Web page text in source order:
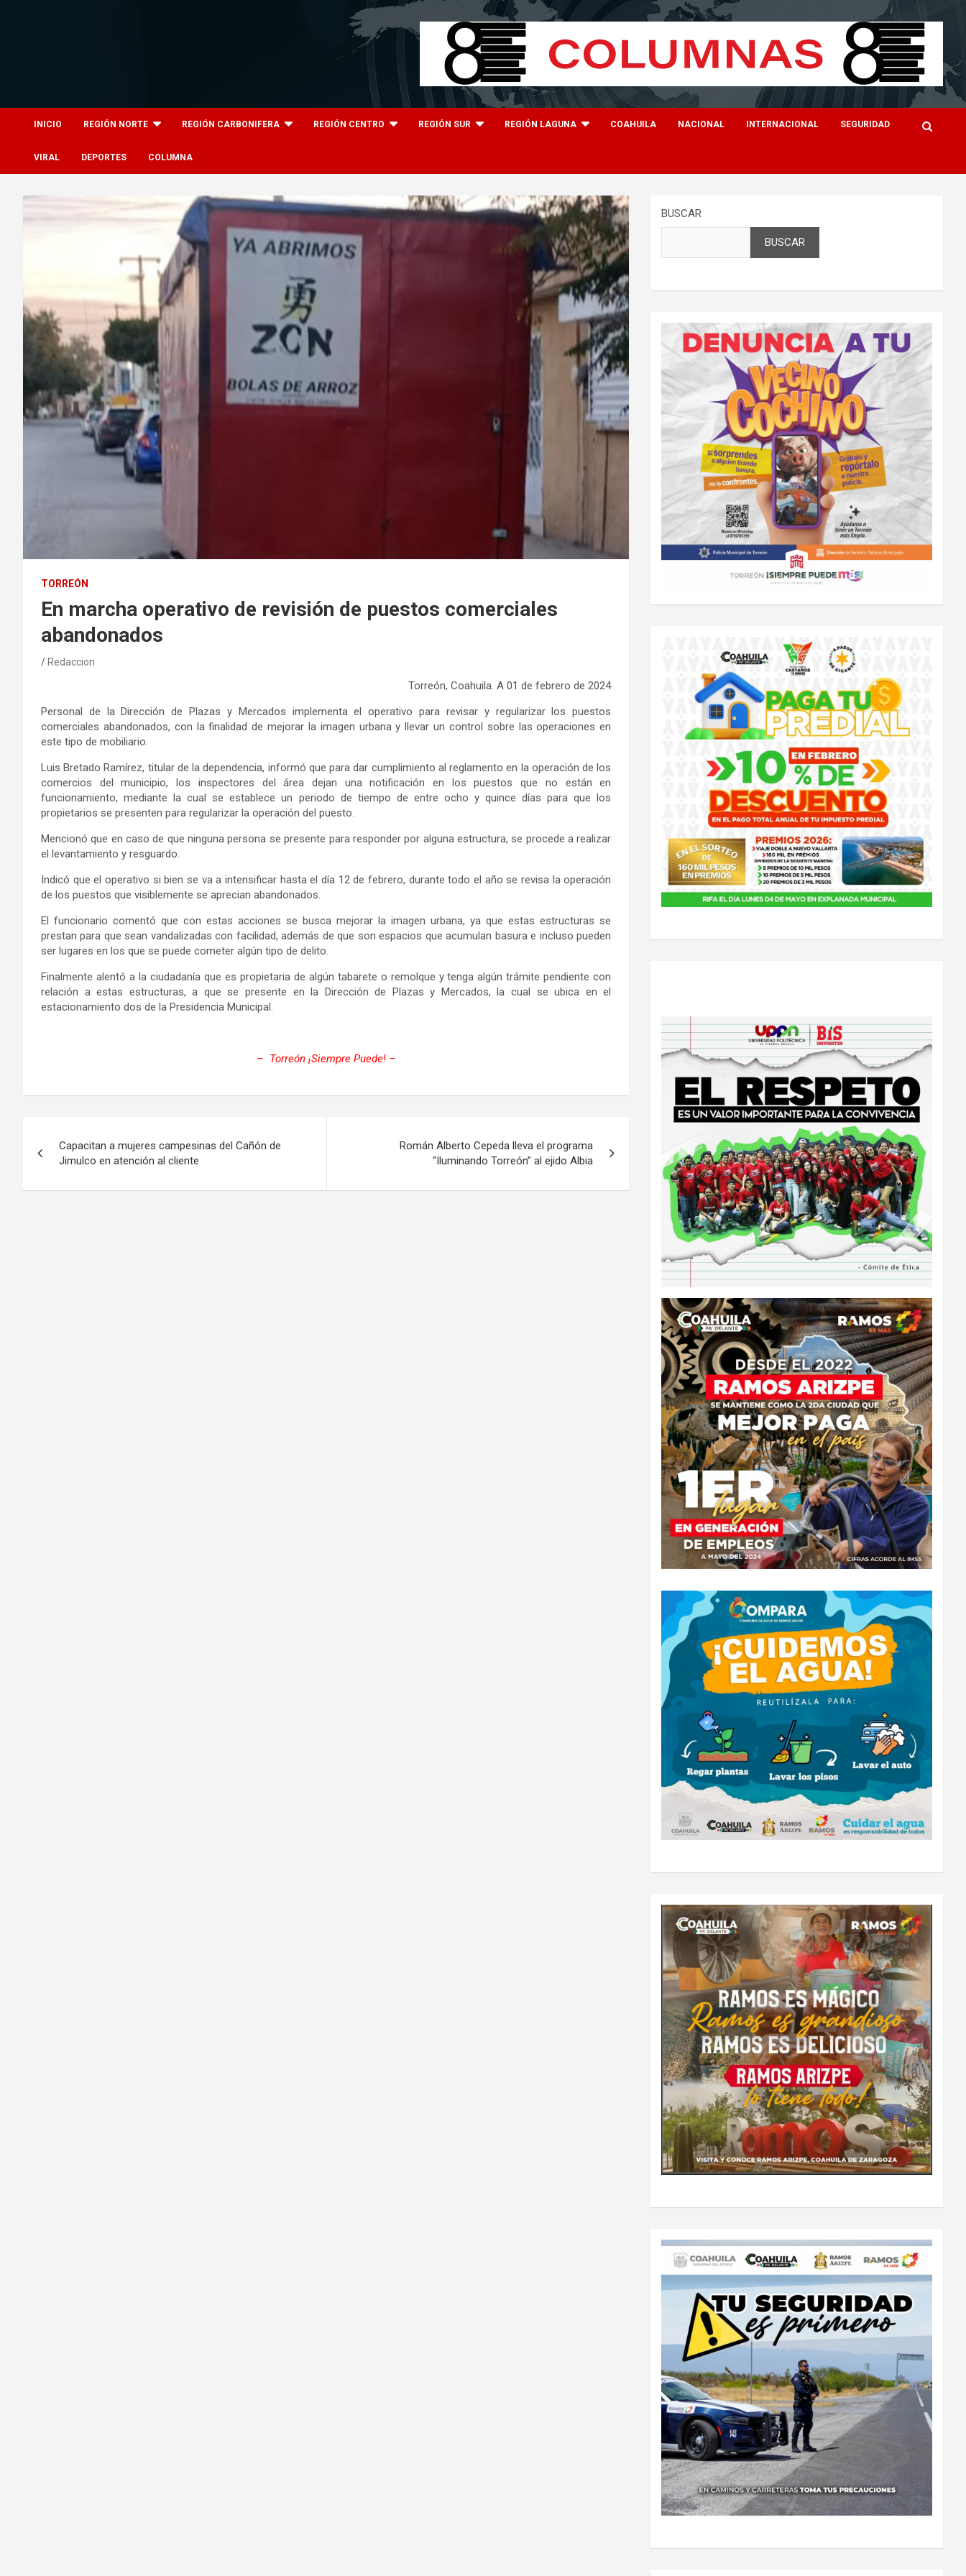
INICIO REGIÓN NORTE REGIÓN CARBONIFERA REGIÓN CENTRO REGIÓN SUR REGIÓN LAGUNA COAHUILA NACIONAL INTERNACIONAL SEGURIDAD
VIRAL DEPORTES COLUMNA
TORREÓN
En marcha operativo de revisión de puestos comerciales
abandonados
Redaccion
Torreón, Coahuila. A 01 de febrero de 2024
Personal de la Dirección de Plazas y Mercados implementa el operativo para revisar y regularizar los puestos
comerciales abandonados, con la finalidad de mejorar la imagen urbana y llevar un control sobre las operaciones en
este tipo de mobiliario.
Luis Bretado Ramírez, titular de la dependencia, informó que para dar cumplimiento al reglamento en la operación de los
comercios del municipio, los inspectores del área dejan una notificación en los puestos que no están en
funcionamiento, mediante la cual se establece un periodo de tiempo de entre ocho y quince días para que los
propietarios se presenten para regularizar la operación del puesto.
Mencionó que en caso de que ninguna persona se presente para responder por alguna estructura, se procede a realizar
el levantamiento y resguardo.
Indicó que el operativo si bien se va a intensificar hasta el día 12 de febrero, durante todo el año se revisa la operación
de los puestos que visiblemente se aprecian abandonados.
El funcionario comentó que con estas acciones se busca mejorar la imagen urbana, ya que estas estructuras se
prestan para que sean vandalizadas con facilidad, además de que son espacios que acumulan basura e incluso pueden
ser lugares en los que se puede cometer algún tipo de delito.
Finalmente alentó a la ciudadanía que es propietaria de algún tabarete o remolque y tenga algún trámite pendiente con
relación a estas estructuras, a que se presente en la Dirección de Plazas y Mercados, la cual se ubica en el
estacionamiento dos de la Presidencia Municipal.
– Torreón ¡Siempre Puede! –
de
entradas
Capacitan a mujeres campesinas del Cañón de
Jimulco en atención al cliente
Román Alberto Cepeda lleva el programa
“Iluminando Torreón” al ejido Albia
BUSCAR
BUSCAR